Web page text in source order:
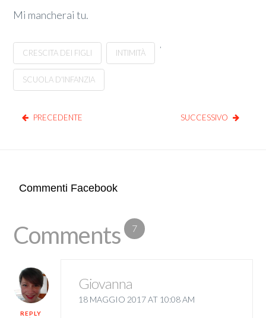
Mi mancherai tu.
CRESCITA DEI FIGLI INTIMITÀ
SCUOLA D'INFANZIA
PRECEDENTE SUCCESSIVO
Commenti Facebook
Comments 7
REPLY
Giovanna
18 MAGGIO 2017 AT 10:08 AM